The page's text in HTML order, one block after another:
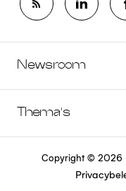
Newsroom
Thema's
Copyright © 2026